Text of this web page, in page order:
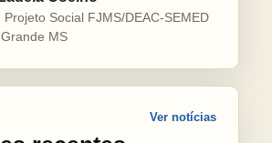
Projeto Social FJMS/DEAC-SEMED
MS
Ver notícias